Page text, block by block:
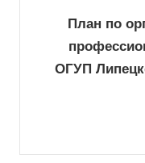
План по
ОГУП